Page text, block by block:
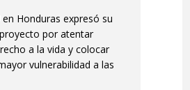
Honduras expresó su
por atentar
a la vida y colocar
vulnerabilidad a las